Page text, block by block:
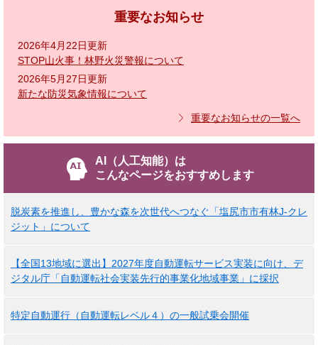
重要なお知らせ
2026年4月22日更新
STOP山火事！林野火災警報について
2026年5月27日更新
新たな防災気象情報について
重要なお知らせの一覧へ
AI（人工知能）は
こんなページをおすすめします
脱炭素を推進し、豊かな森を次世代へつなぐ「塩尻市市有林J-クレ
ジット」について
【全国13地域に選出】2027年度自動運転サービス実装に向け、デ
ジタル庁「自動運転社会実装先行的事業化地域事業」に採択
特定自動運行（自動運転レベル４）の一般試乗会開催